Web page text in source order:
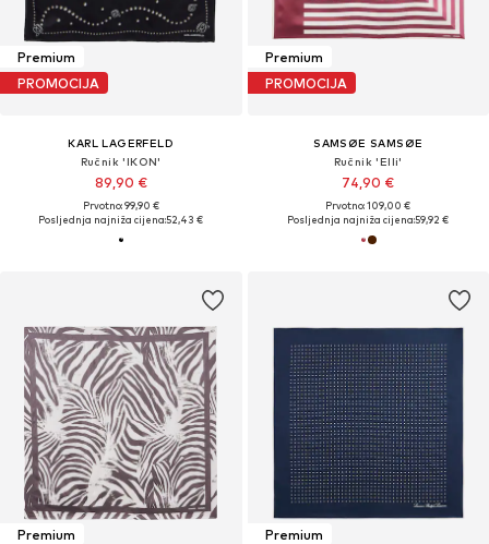
Premium
PROMOCIJA
KARL LAGERFELD
Ručnik 'IKON'
89,90 €
Prvotno: 99,90 €
Posljednja najniža cijena:52,43 €
Premium
PROMOCIJA
SAMSØE SAMSØE
Ručnik 'Elli'
74,90 €
Prvotno: 109,00 €
Posljednja najniža cijena:59,92 €
Premium
Premium